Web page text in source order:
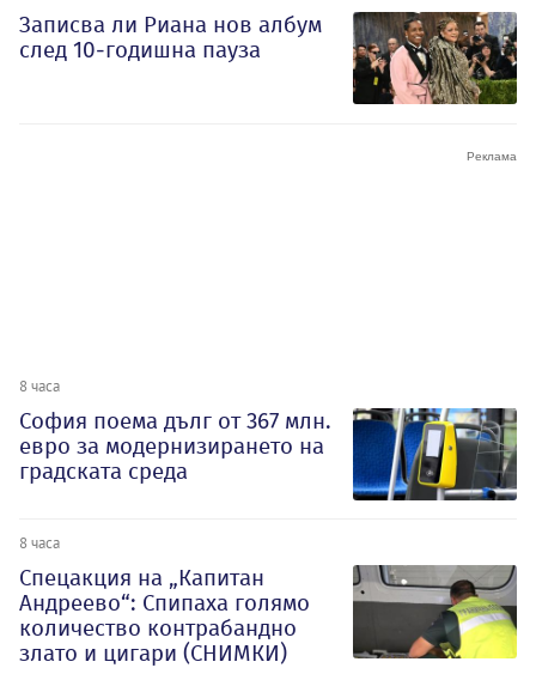
Записва ли Риана нов албум
след 10-годишна пауза
8 часа
София поема дълг от 367 млн.
евро за модернизирането на
градската среда
8 часа
Спецакция на „Капитан
Андреево“: Спипаха голямо
количество контрабандно
злато и цигари (СНИМКИ)